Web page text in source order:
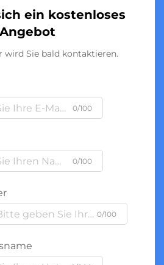
ein kostenloses
Angebot
wird Sie bald kontaktieren.
0/100
0/100
0/100